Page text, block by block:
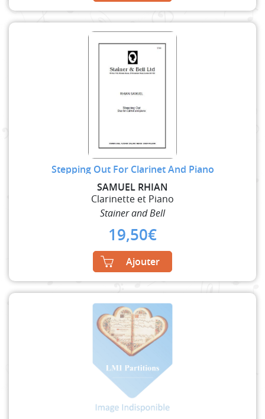
Stepping Out For Clarinet And Piano
SAMUEL RHIAN
Clarinette et Piano
Stainer and Bell
19,50€
Ajouter